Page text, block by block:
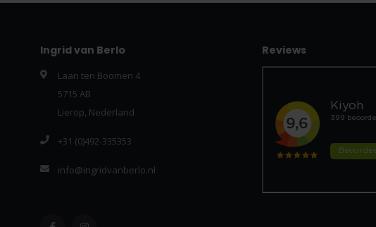
Ingrid van Berlo
Laan ten Boomen 4
5715 AB
Lierop, Nederland
+31 (0)492-335353
info@ingridvanberlo.nl
Reviews